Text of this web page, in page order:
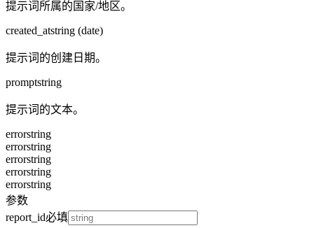
提示词所属的国家/地区。
created_atstring (date)
提示词的创建日期。
promptstring
提示词的文本。
errorstring
errorstring
errorstring
errorstring
errorstring
参数
report_id必填